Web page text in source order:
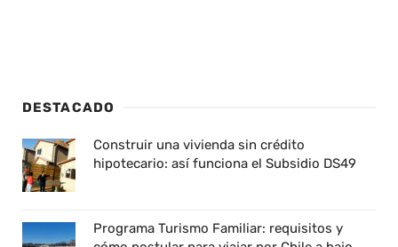
DESTACADO
Construir una vivienda sin crédito
hipotecario: así funciona el Subsidio DS49
Programa Turismo Familiar: requisitos y